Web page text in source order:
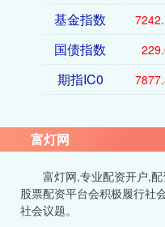
基金指数
国债指数
期指IC0
富灯网
富灯网,专业配资开户,
股票配资平台会积极履行社
社会议题。